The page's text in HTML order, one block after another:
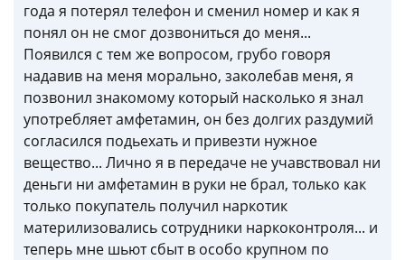
года я потерял телефон и сменил номер и как я
понял он не смог дозвониться до меня...
Появился с тем же вопросом, грубо говоря
надавив на меня морально, заколебав меня, я
позвонил знакомому который насколько я знал
употребляет амфетамин, он без долгих раздумий
согласился подьехать и привезти нужное
вещество... Лично я в передаче не учавствовал ни
деньги ни амфетамин в руки не брал, только как
только покупатель получил наркотик
материлизовались сотрудники наркоконтроля... и
теперь мне шьют сбыт в особо крупном по